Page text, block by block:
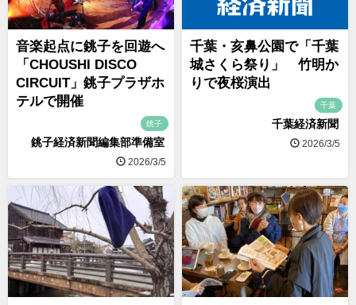
音楽起点に銚子を回遊へ
「CHOUSHI DISCO
CIRCUIT」銚子プラザホ
テルで開催
銚子
銚子経済新聞編集部準備室
2026/3/5
千葉・亥鼻公園で「千葉
城さくら祭り」 竹明か
りで夜桜演出
千葉
千葉経済新聞
2026/3/5